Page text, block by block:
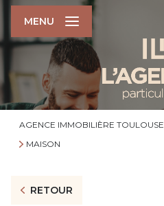
MENU
AGENCE IMMOBILIÈRE TOULOUSE
MAISON
RETOUR